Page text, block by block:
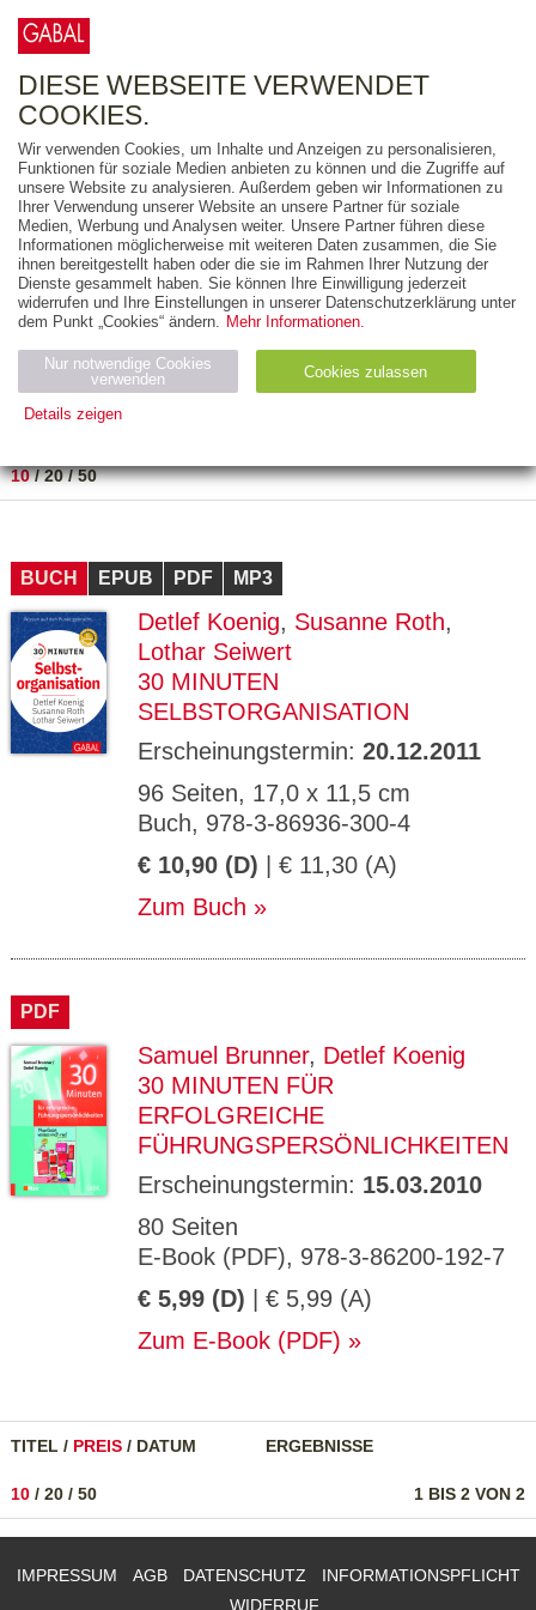
FREITEXT
AUSGABEART
AUS DER REIHE
ZUM THEMA
Neuerscheinung
Bestseller
PREIS
10/20/50
BUCH EPUB PDF MP3
Detlef Koenig, Susanne Roth,
Lothar Seiwert
30 MINUTEN
SELBSTORGANISATION
Erscheinungstermin: 20.12.2011
96 Seiten, 17,0 x 11,5 cm
Buch, 978-3-86936-300-4
€ 10,90 (D) | € 11,30 (A)
Zum Buch
PDF
Samuel Brunner, Detlef Koenig
30 MINUTEN FÜR
ERFOLGREICHE
FÜHRUNGSPERSÖNLICHKEITEN
Erscheinungstermin: 15.03.2010
80 Seiten
E-Book (PDF), 978-3-86200-192-7
€ 5,99 (D) | € 5,99 (A)
Zum E-Book (PDF)
TITEL / PREIS / DATUM ERGEBNISSE
1 BIS 2 VON 2
10 / 20 / 50
IMPRESSUM AGB DATENSCHUTZ
INFORMATIONSPFLICHT
WIDERRUF
DIESE WEBSEITE VERWENDET
COOKIES.
Wir verwenden Cookies, um Inhalte und Anzeigen zu personalisieren,
Funktionen für soziale Medien anbieten zu können und die Zugriffe auf
unsere Website zu analysieren. Außerdem geben wir Informationen zu
Ihrer Verwendung unserer Website an unsere Partner für soziale
Medien, Werbung und Analysen weiter. Unsere Partner führen diese
Informationen möglicherweise mit weiteren Daten zusammen, die Sie
ihnen bereitgestellt haben oder die sie im Rahmen Ihrer Nutzung der
Dienste gesammelt haben. Sie können Ihre Einwilligung jederzeit
widerrufen und Ihre Einstellungen in unserer Datenschutzerklärung unter
dem Punkt „Cookies“ ändern. Mehr Informationen.
Nur notwendige Cookies
verwenden
Cookies zulassen
Details zeigen
Name Zweck
ESSION
_ID
verlag.
de
Session verwendet
GV_CO
OKIES
gabal-
Speichert den Zustimmungsstatus des
Benutzers für Cookies auf der aktuellen
Domäne.